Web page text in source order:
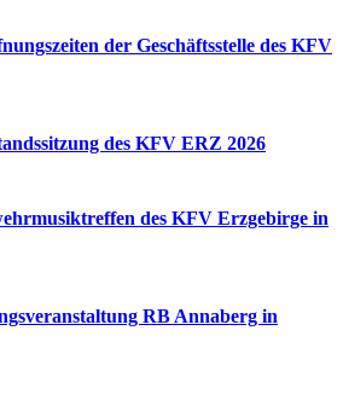
der Geschäftsstelle des KFV
des KFV ERZ 2026
des KFV Erzgebirge in
RB Annaberg in